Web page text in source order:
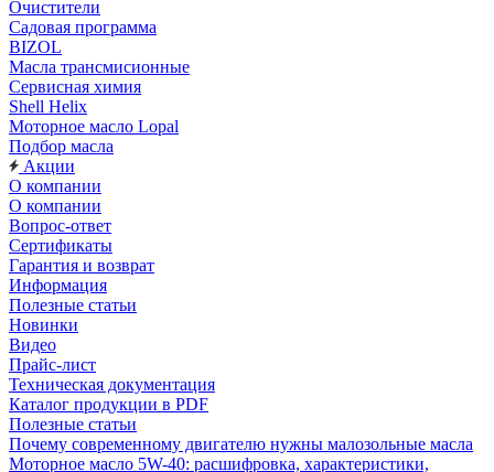
Очистители
Садовая программа
BIZOL
Масла трансмисионные
Сервисная химия
Shell Helix
Моторное масло Lopal
Подбор масла
Акции
О компании
О компании
Вопрос-ответ
Сертификаты
Гарантия и возврат
Информация
Полезные статьи
Новинки
Видео
Прайс-лист
Техническая документация
Каталог продукции в PDF
Полезные статьи
Почему современному двигателю нужны малозольные масла
Моторное масло 5W-40: расшифровка, характеристики,